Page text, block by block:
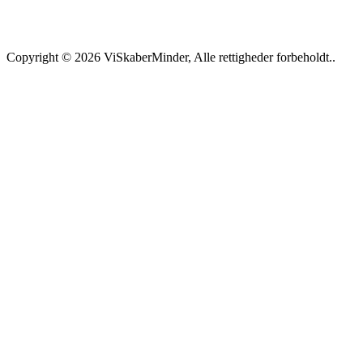
Copyright © 2026 ViSkaberMinder, Alle rettigheder forbeholdt..